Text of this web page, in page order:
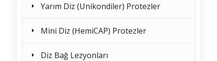
Yarım Diz (Unikondiler) Protezler
Mini Diz (HemiCAP) Protezler
Diz Bağ Lezyonları